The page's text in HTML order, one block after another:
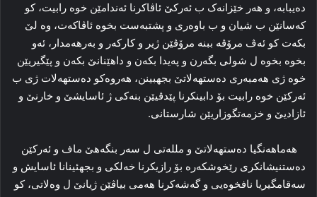
دەیبابە، و هەر خێزانەک ب ئەرکێ ئاڤاکرنا ئەندامێن خوە رابیت، کو
کەسانێن ب شیان و ب باوەری و پشتبەست بخوە ئاڤاکەت، وە لێ
بکەت کو ئەڤ مرۆڤە ببنە مرۆڤێن ژیر و کارکەر و بەرهەمدار، ئەو
بخوە بخوە ل شولی بگەرن و پەیدا بکەن و داهێنانێ بکەن و پێگیریێن
خوە ژی هەمبەری دەستهەلاتێ بجهبینن، هەروەکو دەستهەلات ژی ب
ئەرکێن خوە رابیت بۆ دابینکرنا پێدڤیێن بنەکی ژ ئاسایشێ و خارنێ و
ئازادیێ و خزمەتگوزاریێن شارستانی.
هەماهەنگیا دەستهەلاتێ و مللەتی ل سەر بنگەهێ ماف و ئەرکێن
دەستنیشانکری رێخوشکەرە بۆ رازیکرنا خەلکی و بجهئینانا ئاسایش و
سەقامگیریا نافخوەیی و گەشەکرنا هەمی بیاڤێن ژیانێ ل وەلاتی، کو